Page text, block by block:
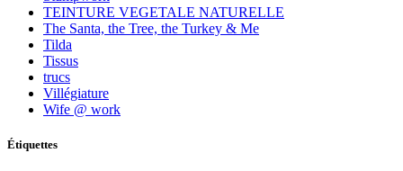
TEINTURE VEGETALE NATURELLE
The Santa, the Tree, the Turkey & Me
Tilda
Tissus
trucs
Villégiature
Wife @ work
Étiquettes